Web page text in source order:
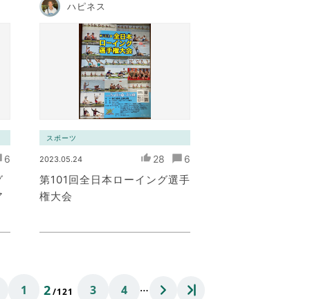
6
ハピネス
スポーツ
2023.05.24 28 6
第101回全日本ローイング選手
権大会
1 2/121 3 4 …